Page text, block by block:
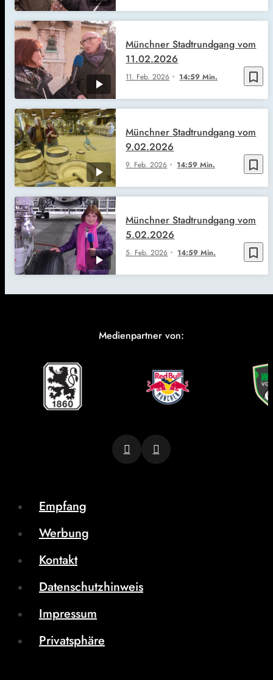
bookmark_border
11. Feb. 2026 14:59 Min.
Münchner Stadtrundgang vom
11.02.2026
bookmark_border
9. Feb. 2026 14:59 Min.
Münchner Stadtrundgang vom
9.02.2026
bookmark_border
5. Feb. 2026 14:59 Min.
Münchner Stadtrundgang vom
5.02.2026
Medienpartner von:
Empfang
Werbung
Kontakt
Datenschutzhinweis
Impressum
Privatsphäre